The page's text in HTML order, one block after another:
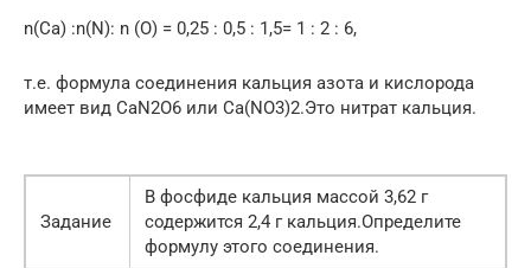
n(Ca) :n(N): n (O) = 0,25 : 0,5 : 1,5= 1 : 2 : 6,
т.е. формула соединения кальция азота и кислорода
имеет вид CaN2O6 или Ca(NO3)2.Это нитрат кальция.
Задание
В фосфиде кальция массой 3,62 г
содержится 2,4 г кальция.Определите
формулу этого соединения.